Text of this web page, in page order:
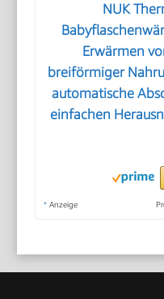
NUK
Erwärmen
breiförmiger
automatische
einfachen
* Anzeige